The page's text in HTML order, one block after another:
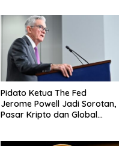
Pidato Ketua The Fed
Jerome Powell Jadi Sorotan,
Pasar Kripto dan Global